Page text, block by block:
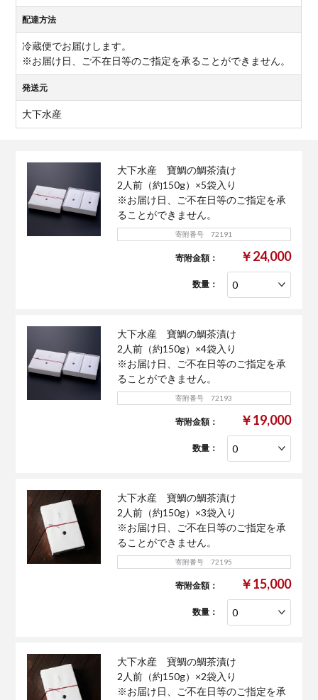
配達方法
冷蔵便でお届けします。
※お届け日、ご不在日等のご指定を承ることができません。
発送元
大下水産
大下水産 寶鯛の鯛茶漬け
2人前（約150g）×5袋入り
※お届け日、ご不在日等のご指定を承
ることができません。
寄附番号 72191
寄附金額： ￥24,000
数量：
大下水産 寶鯛の鯛茶漬け
2人前（約150g）×4袋入り
※お届け日、ご不在日等のご指定を承
ることができません。
寄附番号 72193
寄附金額： ￥19,000
数量：
大下水産 寶鯛の鯛茶漬け
2人前（約150g）×3袋入り
※お届け日、ご不在日等のご指定を承
ることができません。
寄附番号 72195
寄附金額： ￥15,000
数量：
大下水産 寶鯛の鯛茶漬け
2人前（約150g）×2袋入り
※お届け日、ご不在日等のご指定を承